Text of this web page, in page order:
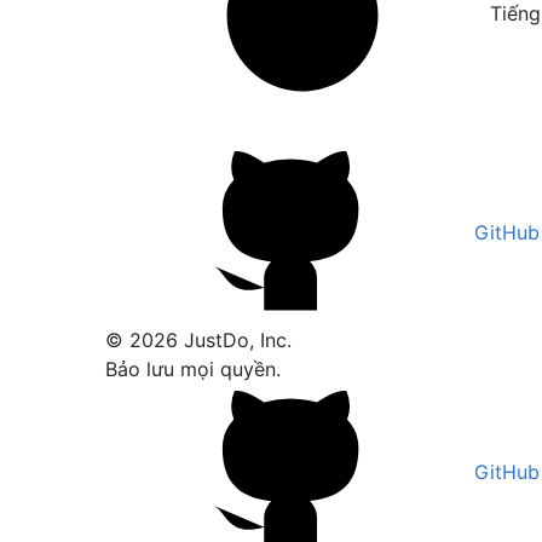
GitHub
© 2026 JustDo, Inc.
Bảo lưu mọi quyền.
GitHub